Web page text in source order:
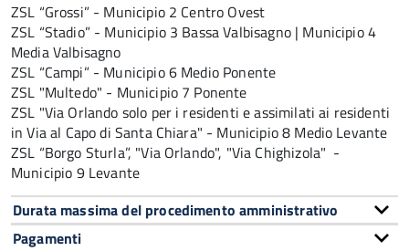
ZSL “Grossi” - Municipio 2 Centro Ovest
ZSL “Stadio” - Municipio 3 Bassa Valbisagno | Municipio 4
Media Valbisagno
ZSL “Campi” - Municipio 6 Medio Ponente
ZSL "Multedo" - Municipio 7 Ponente
ZSL "Via Orlando solo per i residenti e assimilati ai residenti
in Via al Capo di Santa Chiara" - Municipio 8 Medio Levante
ZSL “Borgo Sturla”, "Via Orlando", "Via Chighizola" -
Municipio 9 Levante
Durata massima del procedimento amministrativo
Pagamenti